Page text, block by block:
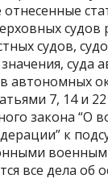
судов
судов,
суда
автономных
7, 14 и
закона “О
к
все дела об